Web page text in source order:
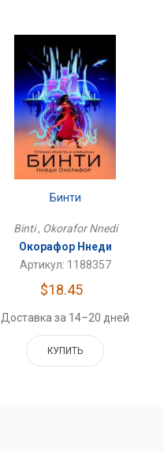
Бинти
Binti , Okorafor Nnedi
Окорафор Ннеди
Артикул: 1188357
$18.45
Доставка за 14–20 дней
КУПИТЬ